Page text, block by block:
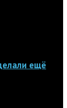
ещё